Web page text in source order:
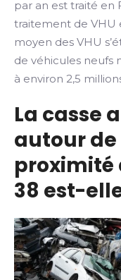
par an est traité en
traitement de VHU
moyen des VHU
de véhicules neufs
à environ 2,5
La casse
autour de
proximité
38 est-